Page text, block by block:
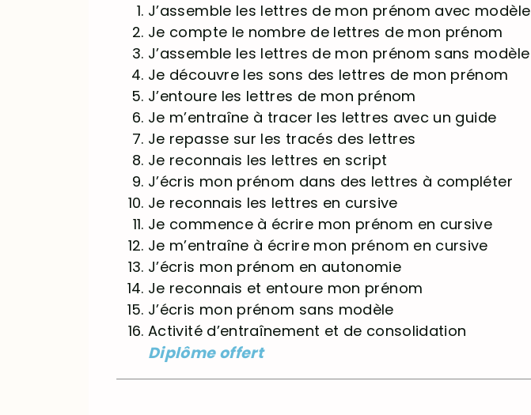
J’assemble les lettres de mon prénom avec modèle
Je compte le nombre de lettres de mon prénom
J’assemble les lettres de mon prénom sans modèle
Je découvre les sons des lettres de mon prénom
J’entoure les lettres de mon prénom
Je m’entraîne à tracer les lettres avec un guide
Je repasse sur les tracés des lettres
Je reconnais les lettres en script
J’écris mon prénom dans des lettres à compléter
Je reconnais les lettres en cursive
Je commence à écrire mon prénom en cursive
Je m’entraîne à écrire mon prénom en cursive
J’écris mon prénom en autonomie
Je reconnais et entoure mon prénom
J’écris mon prénom sans modèle
Activité d’entraînement et de consolidation
Diplôme offert